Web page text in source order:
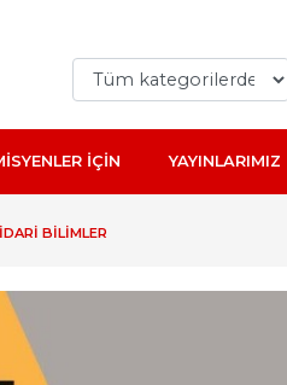
İÇİN YAYINLARIMIZ
BILIMLER